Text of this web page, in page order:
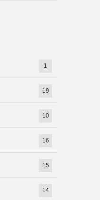
1
19
10
16
15
14